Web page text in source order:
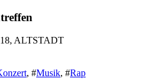
ALTSTADT
, #Musik, #Rap